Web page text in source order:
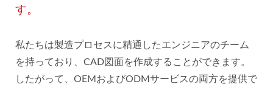
す。
私たちは製造プロセスに精通したエンジニアのチーム
を持っており、CAD図面を作成することができます。
したがって、OEMおよびODMサービスの両方を提供で